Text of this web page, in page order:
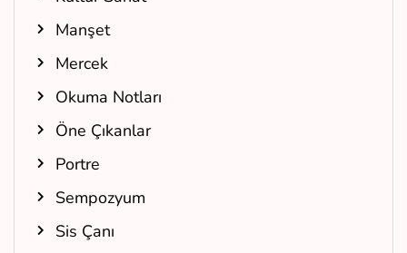
Manşet
Mercek
Okuma Notları
Öne Çıkanlar
Portre
Sempozyum
Sis Çanı